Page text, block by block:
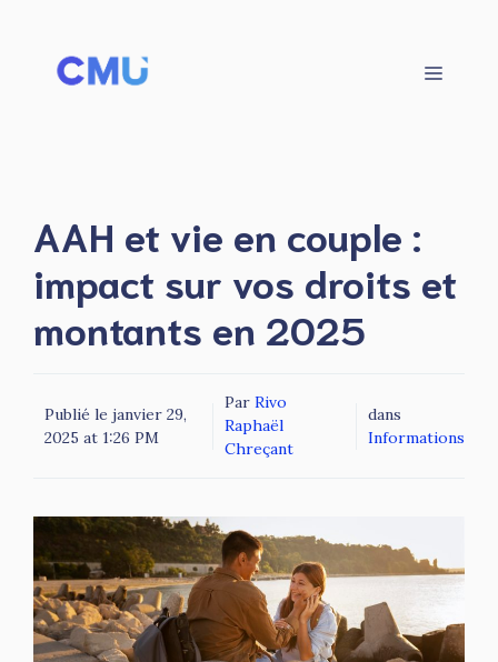
contenu
Menu
AAH et vie en couple :
impact sur vos droits et
montants en 2025
Publié le janvier 29,
2025 at 1:26 PM
ParRivo
Raphaël
Chreçant
dans
Informations